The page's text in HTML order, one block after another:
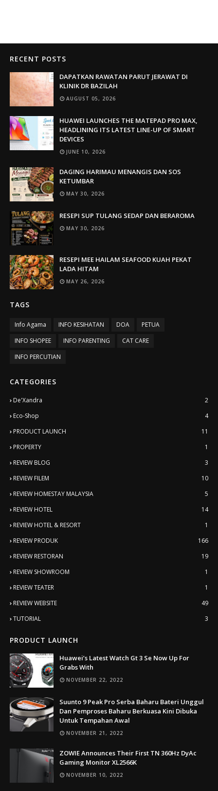
RECENT POSTS
DAPATKAN RAWATAN PARUT JERAWAT DI
KLINIK DR BAZILAH
AUGUST 05, 2026
HUAWEI LAUNCHES THE MATEPAD PRO MAX,
HEADLINING ITS LATEST LINE-UP OF SMART
DEVICES
JUNE 10, 2026
DAGING HARIMAU MENANGIS DAN SOS
KETUMBAR
MAY 30, 2026
RESEPI SUP TULANG SEDAP DAN BERAROMA
MAY 30, 2026
RESEPI MEE HAILAM SEAFOOD KUAH PEKAT
LADA HITAM
MAY 26, 2026
TAGS
Info Agama INFO KESIHATAN DOA
PETUA
INFO SHOPEE
INFO PARENTING
CAT CARE
INFO PERCUTIAN
CATEGORIES
De'Xandra
2
Eco-Shop
4
PRODUCT LAUNCH
11
PROPERTY
1
REVIEW BLOG
3
REVIEW FILEM
10
REVIEW HOMESTAY MALAYSIA
5
REVIEW HOTEL
14
REVIEW HOTEL & RESORT
1
REVIEW PRODUK
166
REVIEW RESTORAN
19
REVIEW SHOWROOM
1
REVIEW TEATER
1
REVIEW WEBSITE
49
TUTORIAL
3
PRODUCT LAUNCH
Huawei’s Latest Watch Gt 3 Se Now Up For
Grabs With
NOVEMBER 22, 2022
Suunto 9 Peak Pro Serba Baharu Bateri Unggul
Dan Pemproses Baharu Berkuasa Kini Dibuka
Untuk Tempahan Awal
NOVEMBER 21, 2022
ZOWIE Announces Their First TN 360Hz DyAc
Gaming Monitor XL2566K
NOVEMBER 10, 2022